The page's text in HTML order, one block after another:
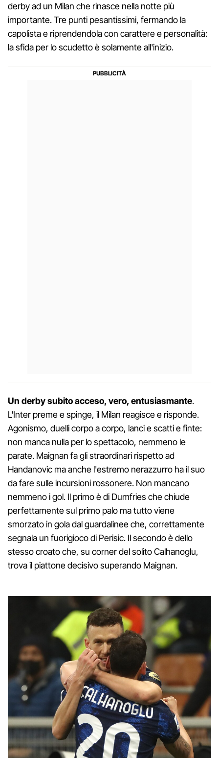
derby ad un Milan che rinasce nella notte più
importante. Tre punti pesantissimi, fermando la
capolista e riprendendola con carattere e personalità:
la sfida per lo scudetto è solamente all'inizio.
Un derby subito acceso, vero, entusiasmante.
L'Inter preme e spinge, il Milan reagisce e risponde.
Agonismo, duelli corpo a corpo, lanci e scatti e finte:
non manca nulla per lo spettacolo, nemmeno le
parate. Maignan fa gli straordinari rispetto ad
Handanovic ma anche l'estremo nerazzurro ha il suo
da fare sulle incursioni rossonere. Non mancano
nemmeno i gol. Il primo è di Dumfries che chiude
perfettamente sul primo palo ma tutto viene
smorzato in gola dal guardalinee che, correttamente
segnala un fuorigioco di Perisic. Il secondo è dello
stesso croato che, su corner del solito Calhanoglu,
trova il piattone decisivo superando Maignan.